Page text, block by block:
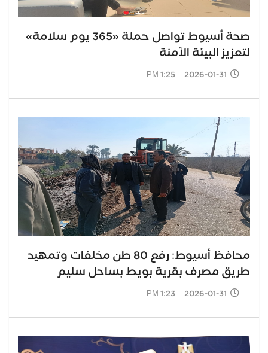
صحة أسيوط تواصل حملة «365 يوم سلامة»
لتعزيز البيئة الآمنة
2026-01-31 1:25 PM
محافظ أسيوط: رفع 80 طن مخلفات وتمهيد
طريق مصرف بقرية بويط بساحل سليم
2026-01-31 1:23 PM